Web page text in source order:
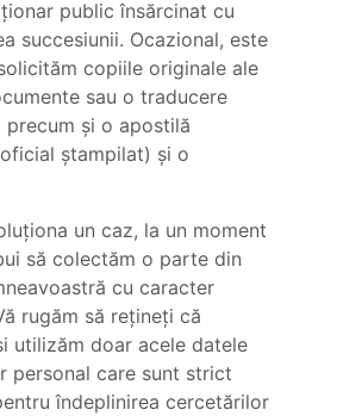
public însărcinat cu
succesiunii. Ocazional, este
copiile originale ale
sau o traducere
precum și o apostilă
ștampilat) și o
un caz, la un moment
să colectăm o parte din
cu caracter
rugăm să rețineți că
utilizăm doar acele datele
personal care sunt strict
îndeplinirea cercetărilor